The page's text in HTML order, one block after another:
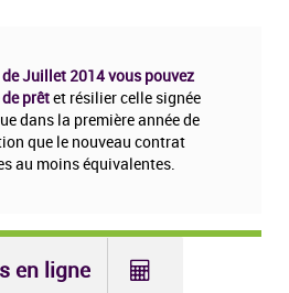
Juillet 2014 vous pouvez
prêtet résilier celle signée
dans la première année de
que le nouveau contrat
au moins équivalentes.
en ligne